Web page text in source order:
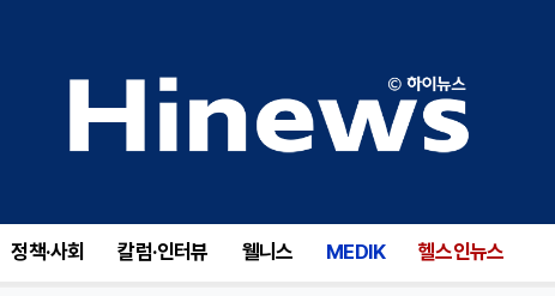
정책·사회 칼럼·인터뷰 웰니스 MEDIK 헬스인뉴스